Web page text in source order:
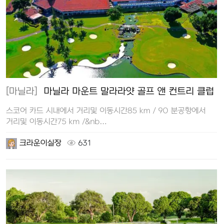
[마닐라] 마닐라 마운트 말라라얏 골프 앤 컨트리 클럽
스코어 카드 시내에서 거리및 이동시간85 km / 90 분공항에서
거리및 이동시간75 km /&nb…
크라운이실장 631